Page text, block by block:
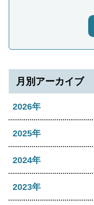
月別アーカイブ
2026年
2026年08月
2026年06月
2025年
2025年12月
2025年10月
2024年
2024年12月
2023年